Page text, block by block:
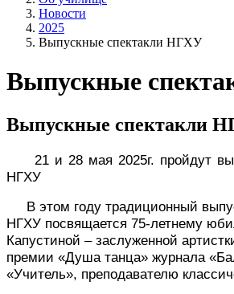
Новости
2025
Выпускные спектакли НГХУ
Выпускные
Выпускные спектакли
21 и 28 мая 2025г. пройдут
НГХУ
В этом году традиционный
НГХУ посвящается 75-летнему
Капустиной – заслуженной
премии «Душа танца» журнала
«Учитель», преподавателю